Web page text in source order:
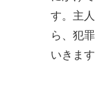
す。主
ら、犯
いきます